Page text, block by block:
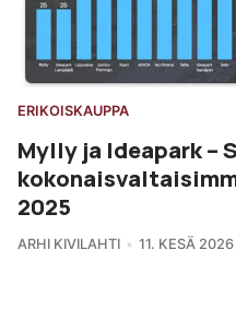
ERIKOISKAUPPA
Mylly ja Ideapark –
2025
ARHI KIVILAHTI 11. KESÄ 2026